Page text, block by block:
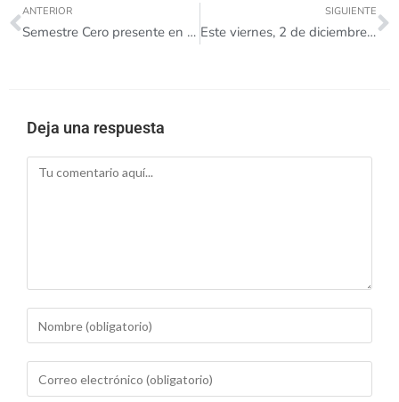
ANTERIOR
Semestre Cero presente en el Congreso Latinoamericano sobre el Abandono en Educación Superior (CLABES).
SIGUIENTE
Este viernes, 2 de diciembre, no tendremos atención al ciudadano.
Deja una respuesta